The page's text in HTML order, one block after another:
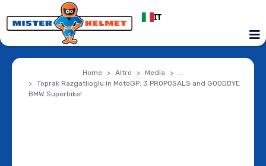
IT
Home Altro Media
...
Toprak Razgatlioglu in MotoGP: 3 PROPOSALS and GOODBYE
BMW Superbike!